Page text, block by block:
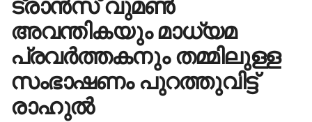
അവന്തികയും മാധ്യമ
പ്രവർത്തകനും തമ്മിലുള്ള
സംഭാഷണം പുറത്തുവിട്ട്
രാഹുൽ